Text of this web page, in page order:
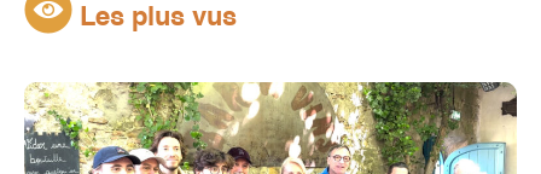
Les plus vus